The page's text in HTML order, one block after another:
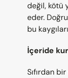
değil, kötü
eder.
bu
İçeride
Sıfırdan